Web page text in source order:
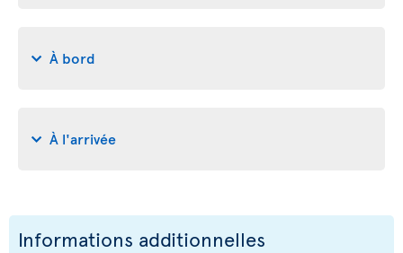
À bord
À l'arrivée
Informations additionnelles